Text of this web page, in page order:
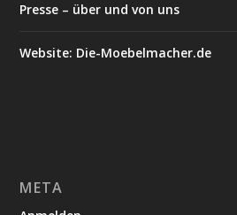
Presse – über und von uns
Website: Die-Moebelmacher.de
META